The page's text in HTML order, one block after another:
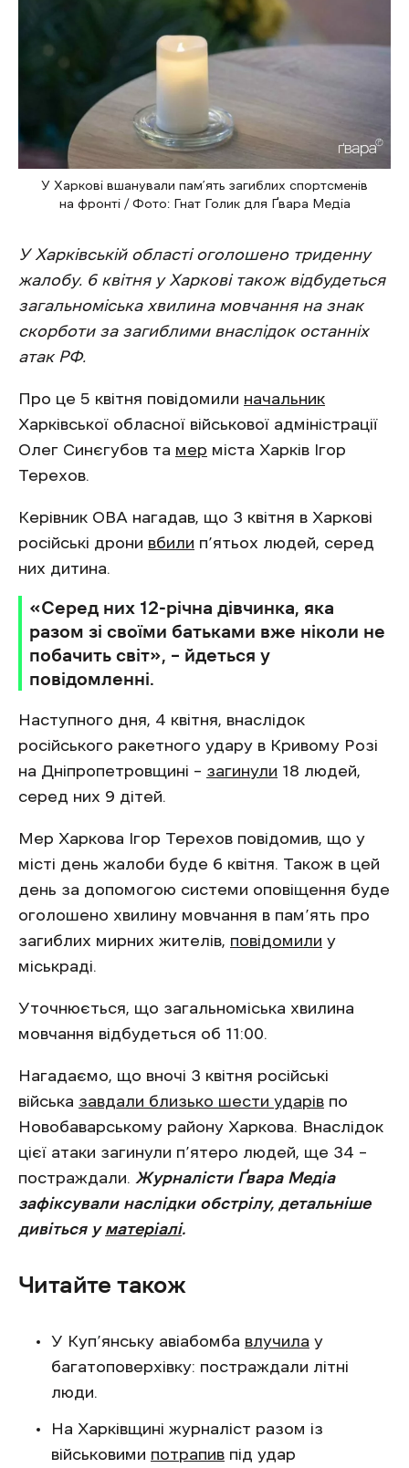
У Харкові вшанували пам’ять загиблих спортсменів
на фронті / Фото: Гнат Голик для Ґвара Медіа
У Харківській області оголошено триденну
жалобу. 6 квітня у Харкові також відбудеться
загальноміська хвилина мовчання на знак
скорботи за загиблими внаслідок останніх
атак РФ.
Про це 5 квітня повідомили начальник
Харківської обласної військової адміністрації
Олег Синєгубов та мер міста Харків Ігор
Терехов.
Керівник ОВА нагадав, що 3 квітня в Харкові
російські дрони вбили п’ятьох людей, серед
них дитина.
‎«Серед них 12-річна дівчинка, яка
разом зі своїми батьками вже ніколи не
побачить світ‎», – йдеться у
повідомленні.
Наступного дня, 4 квітня, внаслідок
російського ракетного удару в Кривому Розі
на Дніпропетровщині – загинули 18 людей,
серед них 9 дітей.
Мер Харкова Ігор Терехов повідомив, що у
місті день жалоби буде 6 квітня. Також в цей
день за допомогою системи оповіщення буде
оголошено хвилину мовчання в пам’ять про
загиблих мирних жителів, повідомили у
міськраді.
Уточнюється, що загальноміська хвилина
мовчання відбудеться об 11:00.
Нагадаємо, що вночі 3 квітня російські
війська завдали близько шести ударів по
Новобаварському району Харкова. Внаслідок
цієї атаки загинули п’ятеро людей, ще 34 –
постраждали. Журналісти Ґвара Медіа
зафіксували наслідки обстрілу, детальніше
дивіться у матеріалі.
Читайте також
У Куп’янську авіабомба влучила у
багатоповерхівку: постраждали літні
люди.
На Харківщині журналіст разом із
військовими потрапив під удар